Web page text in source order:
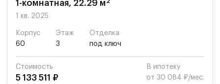
Для автомобилистов — закрытые озеленённые
парковки.
Территория квартала приватная, въезд
осуществляется по пропускам.#yan19-2r1509150#
1-комнатная, 22.29 м
1 кв. 2025
Корпус
60
Этаж
3
Отделка
под ключ
Стоимость
5 133 511 ₽
В ипотеку
от 30 084 ₽/мес.